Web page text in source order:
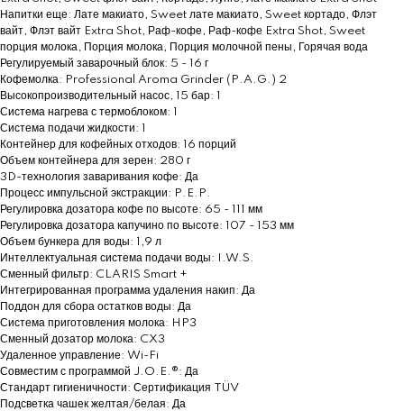
Напитки еще: Лате макиато, Sweet лате макиато, Sweet кортадо, Флэт
вайт, Флэт вайт Extra Shot, Раф-кофе, Раф-кофе Extra Shot, Sweet
порция молока, Порция молока, Порция молочной пены, Горячая вода
Регулируемый заварочный блок: 5 - 16 г
Кофемолка: Professional Aroma Grinder (P.A.G.) 2
Высокопроизводительный насос, 15 бар: 1
Система нагрева с термоблоком: 1
Система подачи жидкости: 1
Контейнер для кофейных отходов: 16 порций
Объем контейнера для зерен: 280 г
3D-технология заваривания кофе: Да
Процесс импульсной экстракции: P.E.P.
Регулировка дозатора кофе по высоте: 65 - 111 мм
Регулировка дозатора капучино по высоте: 107 - 153 мм
Объем бункера для воды: 1,9 л
Интеллектуальная система подачи воды: I.W.S.
Сменный фильтр: CLARIS Smart +
Интегрированная программа удаления накип: Да
Поддон для сбора остатков воды: Да
Система приготовления молока: HP3
Сменный дозатор молока: CX3
Удаленное управление: Wi-Fi
Совместим с программой J.O.E.®: Да
Стандарт гигиеничности: Сертификация TÜV
Подсветка чашек желтая/белая: Да